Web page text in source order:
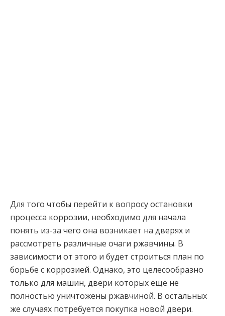
Для того чтобы перейти к вопросу остановки
процесса коррозии, необходимо для начала
понять из-за чего она возникает на дверях и
рассмотреть различные очаги ржавчины. В
зависимости от этого и будет строиться план по
борьбе с коррозией. Однако, это целесообразно
только для машин, двери которых еще не
полностью уничтожены ржавчиной. В остальных
же случаях потребуется покупка новой двери.